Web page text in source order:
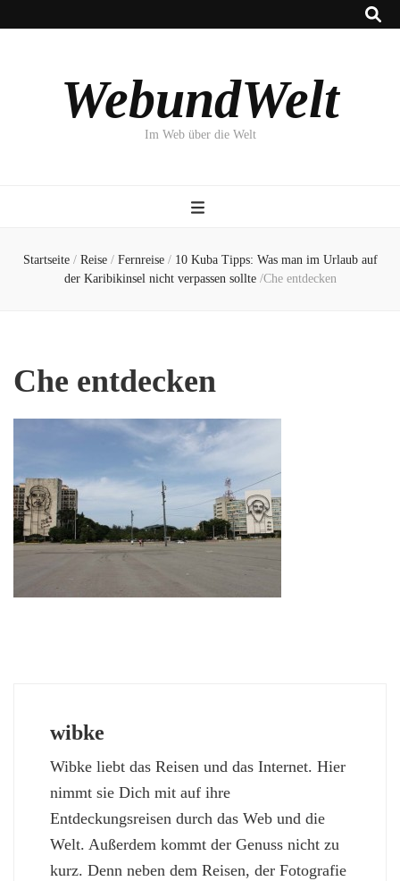
WebundWelt
Im Web über die Welt
Startseite / Reise / Fernreise / 10 Kuba Tipps: Was man im Urlaub auf
der Karibikinsel nicht verpassen sollte /Che entdecken
Che entdecken
wibke
Wibke liebt das Reisen und das Internet. Hier
nimmt sie Dich mit auf ihre
Entdeckungsreisen durch das Web und die
Welt. Außerdem kommt der Genuss nicht zu
kurz. Denn neben dem Reisen, der Fotografie